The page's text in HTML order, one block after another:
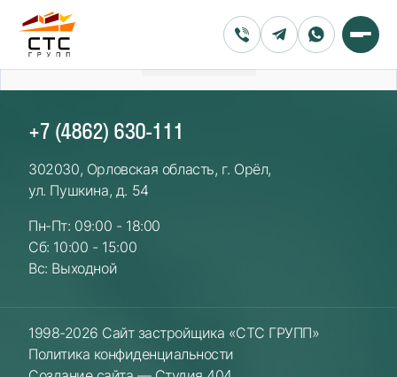
+7 (4862) 630-111
302030, Орловская область, г. Орёл,
ул. Пушкина, д. 54
Пн-Пт: 09:00 - 18:00
Сб: 10:00 - 15:00
Вс: Выходной
1998-2026 Сайт застройщика «СТС ГРУПП»
Политика конфиденциальности